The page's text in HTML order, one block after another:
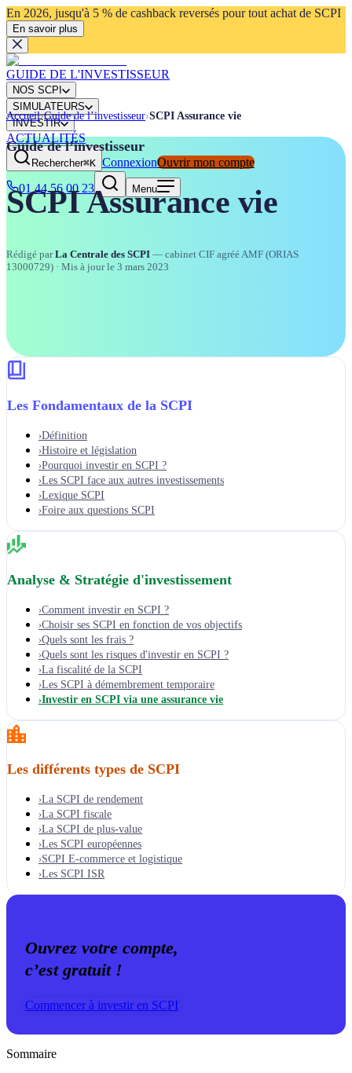
En 2026, jusqu'à 5 % de cashback reversés pour tout achat de SCPI
En savoir plus
GUIDE DE L'INVESTISSEUR
NOS SCPI
SIMULATEURS
INVESTIR
ACTUALITÉS
Rechercher⌘K ConnexionOuvrir mon compte
01 44 56 00 23
Menu
Accueil›Guide de l’investisseur›SCPI Assurance vie
Guide de l’investisseur
SCPI Assurance vie
Rédigé par La Centrale des SCPI — cabinet CIF agréé AMF (ORIAS
13000729) · Mis à jour le 3 mars 2023
Les Fondamentaux de la SCPI
›Définition
›Histoire et législation
›Pourquoi investir en SCPI ?
›Les SCPI face aux autres investissements
›Lexique SCPI
›Foire aux questions SCPI
Analyse & Stratégie d'investissement
›Comment investir en SCPI ?
›Choisir ses SCPI en fonction de vos objectifs
›Quels sont les frais ?
›Quels sont les risques d'investir en SCPI ?
›La fiscalité de la SCPI
›Les SCPI à démembrement temporaire
›Investir en SCPI via une assurance vie
Les différents types de SCPI
›La SCPI de rendement
›La SCPI fiscale
›La SCPI de plus-value
›Les SCPI européennes
›SCPI E-commerce et logistique
›Les SCPI ISR
Ouvrez votre compte,
c’est gratuit !
Commencer à investir en SCPI
Sommaire